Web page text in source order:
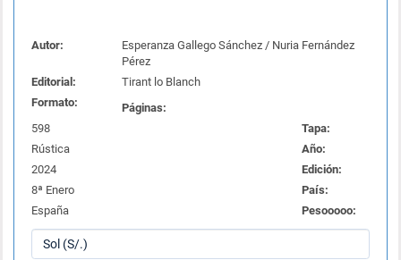
Autor:
Esperanza Gallego Sánchez / Nuria Fernández
Pérez
Editorial:
Tirant lo Blanch
Formato:
Páginas:
598
Tapa:
Rústica
Año:
2024
Edición:
8ª Enero
País:
España
Pesooooo: